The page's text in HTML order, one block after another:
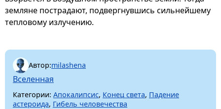
земляне пострадают, подвергнувшись сильнейшему
тепловому излучению.
Автор:milashena
Вселенная
Категории: Апокалипсис, Конец света, Падение
астероида, Гибель человечества